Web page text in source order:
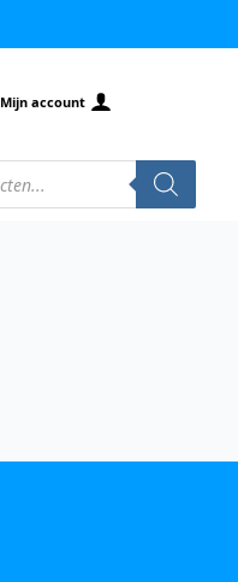
Mijn account